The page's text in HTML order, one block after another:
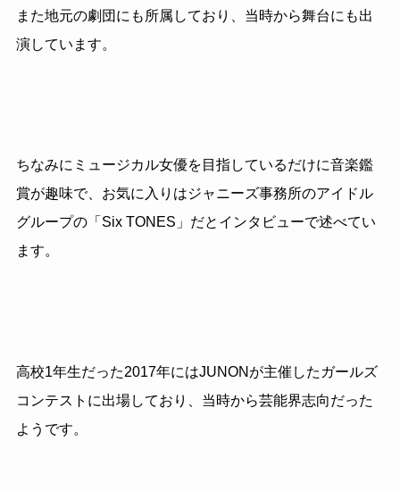
また地元の劇団にも所属しており、当時から舞台にも出
演しています。
ちなみにミュージカル女優を目指しているだけに音楽鑑
賞が趣味で、お気に入りはジャニーズ事務所のアイドル
グループの「Six TONES」だとインタビューで述べてい
ます。
高校1年生だった2017年にはJUNONが主催したガールズ
コンテストに出場しており、当時から芸能界志向だった
ようです。